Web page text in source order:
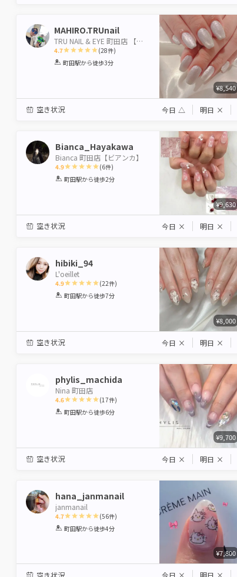
MAHIRO.TRUnail
TRU NAIL & EYE 町田店 【トゥルーネイル＆アイ】
4.7
1 2 3 4 5
(28件)
町田駅から徒歩3分
¥8,540
空き状況 今日 △ 明日 ×
Bianca_Hayakawa
Bianca 町田店【ビアンカ】
4.9
1 2 3 4 5
(6件)
町田駅から徒歩2分
¥9,630
空き状況 今日 × 明日 ×
hibiki_94
L'oeillet
4.9
1 2 3 4 5
(22件)
町田駅から徒歩7分
¥8,000
空き状況 今日 × 明日 ×
phylis_machida
Nina 町田店
4.6
1 2 3 4 5
(17件)
町田駅から徒歩6分
¥9,700
空き状況 今日 × 明日 ×
hana_janmanail
janmanail
4.7
1 2 3 4 5
(56件)
町田駅から徒歩4分
¥7,800
空き状況